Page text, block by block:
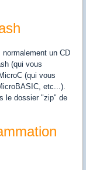
un CD
(qui vous
(qui vous
etc...).
le dossier "zip" de